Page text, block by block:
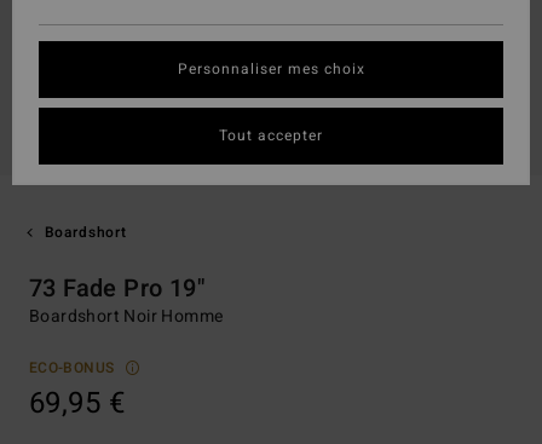
Boardshort
73 Fade Pro 19"
Boardshort Noir Homme
ECO-BONUS
69,95 €
Personnaliser mes choix
Tout accepter